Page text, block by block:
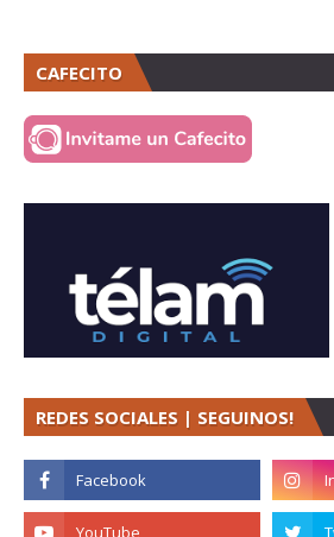
CAFECITO
REDES SOCIALES | SEGUINOS!